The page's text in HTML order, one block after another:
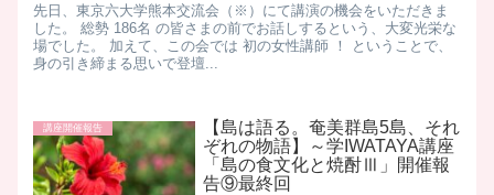
先日、東京六大学熊本交流会（※）にて講演の機会をいただきま
した。 総勢 186名 の皆さまの前でお話しするという、大変光栄な
場でした。 加えて、この会では 初の女性講師 ！ ということで、
身の引き締まる思いで登壇...
講座開催報告
【島は語る。奄美群島5島、それ
ぞれの物語】～学IWATAYA講座
「島の食文化と焼酎Ⅲ」開催報
告⑨最終回